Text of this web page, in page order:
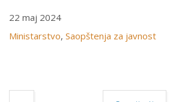
22 maj 2024
Ministarstvo, Saopštenja za javnost